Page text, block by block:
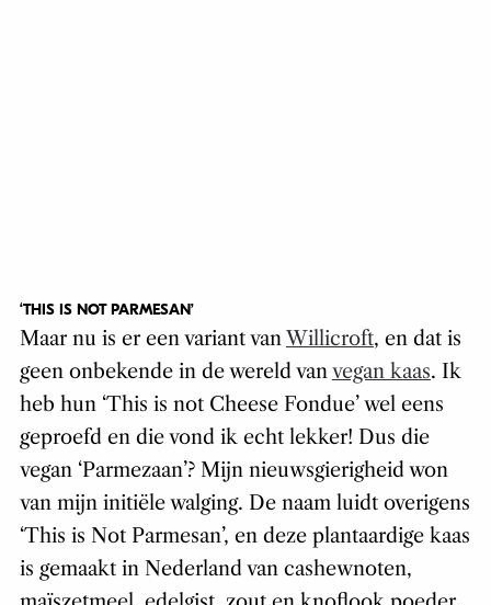
‘THIS IS NOT PARMESAN’
Maar nu is er een variant vanWillicroft, en dat is
geen onbekende in de wereld vanvegan kaas. Ik
heb hun ‘This is not Cheese Fondue’ wel eens
geproefd en die vond ik echt lekker! Dus die
vegan ‘Parmezaan’? Mijn nieuwsgierigheid won
van mijn initiële walging. De naam luidt overigens
‘This is Not Parmesan’, en deze plantaardige kaas
is gemaakt in Nederland van cashewnoten,